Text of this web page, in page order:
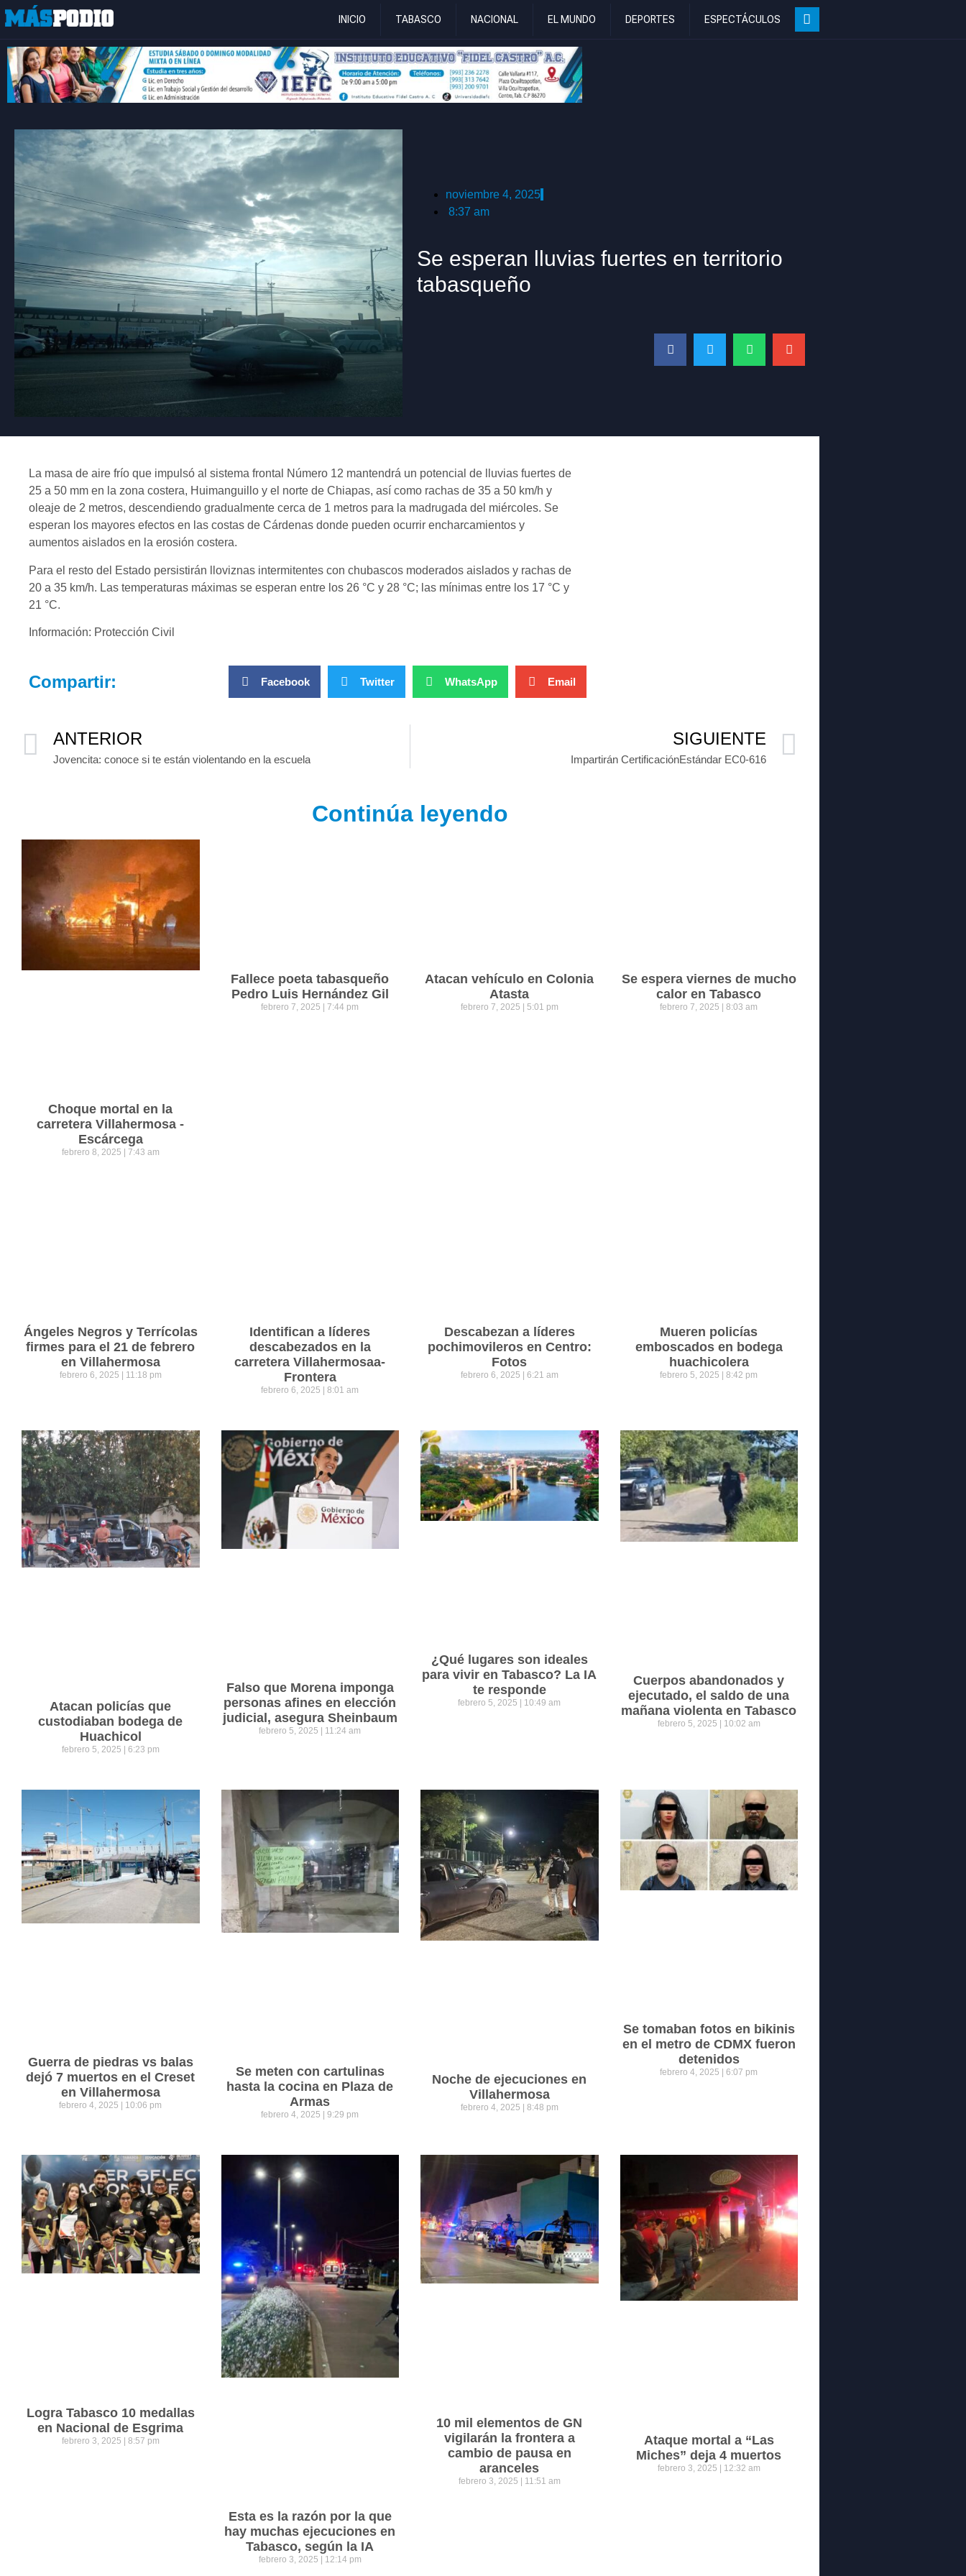
INICIO TABASCO NACIONAL EL MUNDO DEPORTES ESPECTÁCULOS
noviembre 4, 2025
8:37 am
Se esperan lluvias fuertes en territorio
tabasqueño
La masa de aire frío que impulsó al sistema frontal Número 12 mantendrá un potencial de lluvias fuertes de
25 a 50 mm en la zona costera, Huimanguillo y el norte de Chiapas, así como rachas de 35 a 50 km/h y
oleaje de 2 metros, descendiendo gradualmente cerca de 1 metros para la madrugada del miércoles. Se
esperan los mayores efectos en las costas de Cárdenas donde pueden ocurrir encharcamientos y
aumentos aislados en la erosión costera.
Para el resto del Estado persistirán lloviznas intermitentes con chubascos moderados aislados y rachas de
20 a 35 km/h. Las temperaturas máximas se esperan entre los 26 °C y 28 °C; las mínimas entre los 17 °C y
21 °C.
Información: Protección Civil
Compartir: Facebook Twitter WhatsApp Email
ANTERIOR
Jovencita: conoce si te están violentando en la escuela
SIGUIENTE
Impartirán CertificaciónEstándar EC0-616
Continúa leyendo
Choque mortal en la
carretera Villahermosa -
Escárcega
febrero 8, 2025 7:43 am
Fallece poeta tabasqueño
Pedro Luis Hernández Gil
febrero 7, 2025 7:44 pm
Atacan vehículo en Colonia
Atasta
febrero 7, 2025 5:01 pm
Se espera viernes de mucho
calor en Tabasco
febrero 7, 2025 8:03 am
Ángeles Negros y Terrícolas
firmes para el 21 de febrero
en Villahermosa
febrero 6, 2025 11:18 pm
Identifican a líderes
descabezados en la
carretera Villahermosaa-
Frontera
febrero 6, 2025 8:01 am
Descabezan a líderes
pochimovileros en Centro:
Fotos
febrero 6, 2025 6:21 am
Mueren policías
emboscados en bodega
huachicolera
febrero 5, 2025 8:42 pm
Atacan policías que
custodiaban bodega de
Huachicol
febrero 5, 2025 6:23 pm
Falso que Morena imponga
personas afines en elección
judicial, asegura Sheinbaum
febrero 5, 2025 11:24 am
¿Qué lugares son ideales
para vivir en Tabasco? La IA
te responde
febrero 5, 2025 10:49 am
Cuerpos abandonados y
ejecutado, el saldo de una
mañana violenta en Tabasco
febrero 5, 2025 10:02 am
Guerra de piedras vs balas
dejó 7 muertos en el Creset
en Villahermosa
febrero 4, 2025 10:06 pm
Se meten con cartulinas
hasta la cocina en Plaza de
Armas
febrero 4, 2025 9:29 pm
Noche de ejecuciones en
Villahermosa
febrero 4, 2025 8:48 pm
Se tomaban fotos en bikinis
en el metro de CDMX fueron
detenidos
febrero 4, 2025 6:07 pm
Logra Tabasco 10 medallas
en Nacional de Esgrima
febrero 3, 2025 8:57 pm
Esta es la razón por la que
hay muchas ejecuciones en
Tabasco, según la IA
febrero 3, 2025 12:14 pm
10 mil elementos de GN
vigilarán la frontera a
cambio de pausa en
aranceles
febrero 3, 2025 11:51 am
Ataque mortal a “Las
Miches” deja 4 muertos
febrero 3, 2025 12:32 am